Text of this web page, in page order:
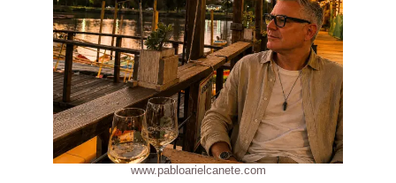
www.pabloarielcanete.com